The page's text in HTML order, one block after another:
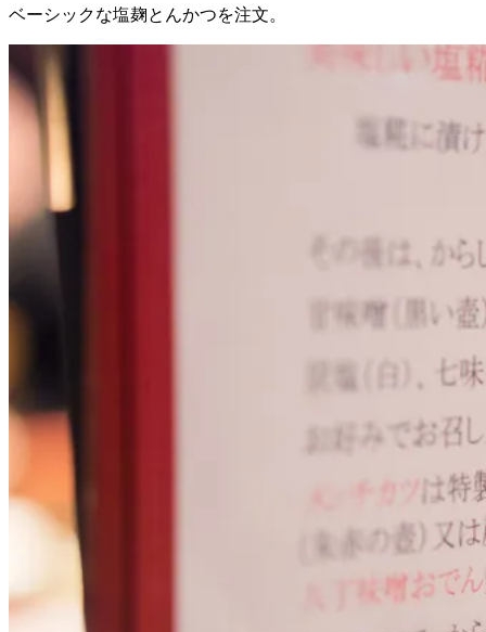
ベーシックな塩麹とんかつを注文。